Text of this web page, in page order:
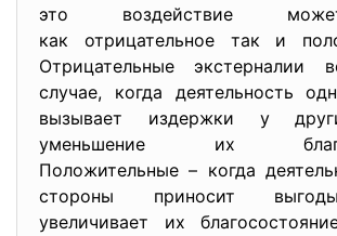
это воздействие
как отрицательное так и
Отрицательные экстерналии
случае, когда деятельность
вызывает издержки у
уменьшение их
Положительные – когда
стороны приносит
увеличивает их